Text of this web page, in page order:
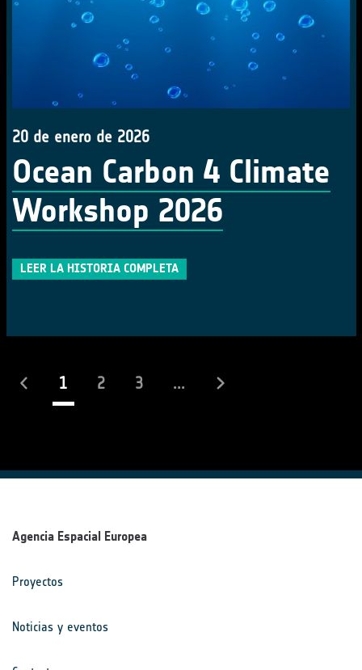
20 de enero de 2026
Ocean Carbon 4 Climate
Workshop 2026
LEER LA HISTORIA COMPLETA
1(actual)
2 3 ...
Agencia Espacial Europea
Proyectos
Noticias y eventos